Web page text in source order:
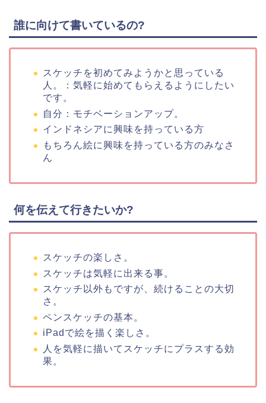
誰に向けて書いているの?
スケッチを初めてみようかと思っている
人。：気軽に始めてもらえるようにしたい
です。
自分：モチベーションアップ。
インドネシアに興味を持っている方
もちろん絵に興味を持っている方のみなさ
ん
何を伝えて行きたいか?
スケッチの楽しさ。
スケッチは気軽に出来る事。
スケッチ以外もですが、続けることの大切
さ。
ペンスケッチの基本。
iPadで絵を描く楽しさ。
人を気軽に描いてスケッチにプラスする効
果。